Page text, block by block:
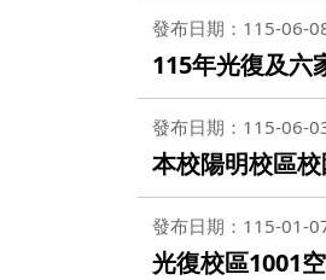
經營管理二組
發布日期：115-06-
115年光復及六
發布日期：115-06-
本校陽明校區
發布日期：115-01-
光復校區1001